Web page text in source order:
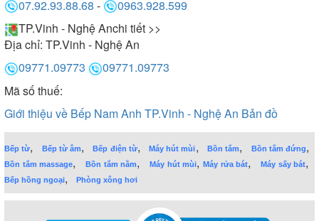
07.92.93.88.68 -
0963.928.599
TP.Vinh - Nghệ Anchi tiết >>
Địa chỉ: TP.Vinh - Nghệ An
09771.09773
09771.09773
Mã số thuế:
Giới thiệu về Bếp Nam Anh TP.Vinh - Nghệ An Bản đồ
Bếp từ, Bếp từ âm,Bếp điện từ,Máy hút mùi, Bồn tắm, Bồn tắm đứng,
Bồn tắm massage,Bồn tắm nằm,Máy hút mùi,Máy rửa bát,Máy sấy bát,
Bếp hồng ngoại, Phòng xông hơi